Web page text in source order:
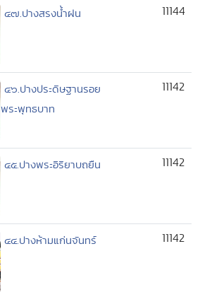
๔๗.ปางสรงน้ำฝน 11144
๔๖.ปางประดิษฐานรอย
พระพุทธบาท
11142
๔๕.ปางพระอิริยาบถยืน 11142
๔๔.ปางห้ามแก่นจันทร์ 11142